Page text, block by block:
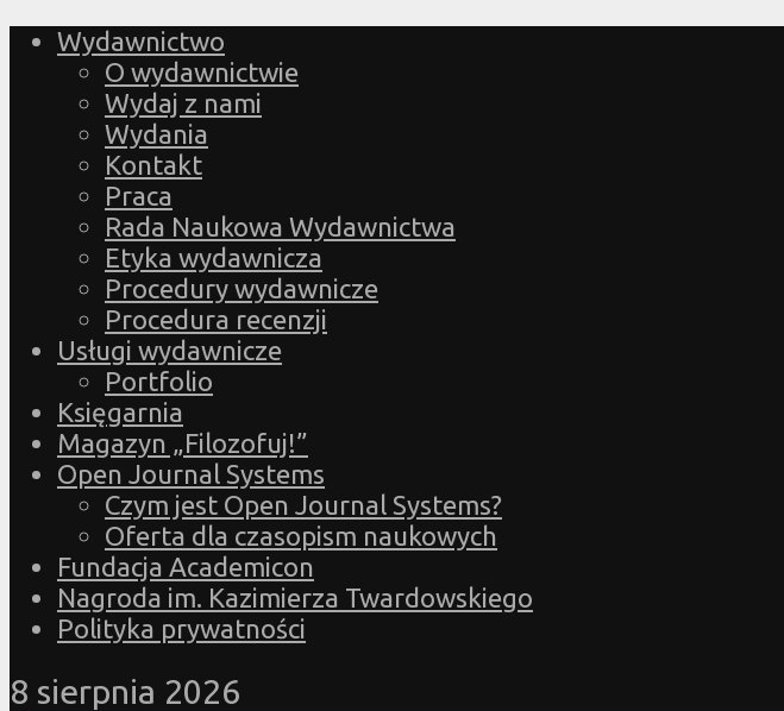
Wydawnictwo
O wydawnictwie
Wydaj z nami
Wydania
Kontakt
Praca
Rada Naukowa Wydawnictwa
Etyka wydawnicza
Procedury wydawnicze
Procedura recenzji
Usługi wydawnicze
Portfolio
Księgarnia
Magazyn „Filozofuj!”
Open Journal Systems
Czym jest Open Journal Systems?
Oferta dla czasopism naukowych
Fundacja Academicon
Nagroda im. Kazimierza Twardowskiego
Polityka prywatności
8 sierpnia 2026